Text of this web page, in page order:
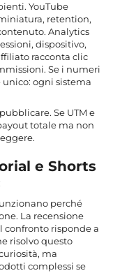
YouTube
retention,
Analytics
dispositivo,
racconta clic
Se i numeri
ogni sistema
Se UTM e
totale ma non
e Shorts
perché
La recensione
confronto risponde a
risolvo questo
ma
complessi se